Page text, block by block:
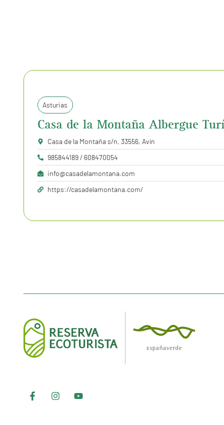
Asturias
Casa de la Montaña Albergue
Casa de la Montaña s/n, 33556, Avín
985844189 / 608470054
info@casadelamontana.com
https://casadelamontana.com/